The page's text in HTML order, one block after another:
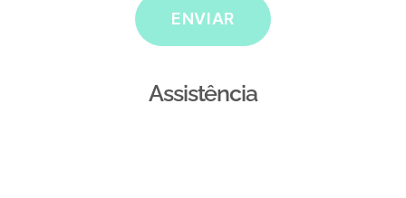
ENVIAR
Assistência